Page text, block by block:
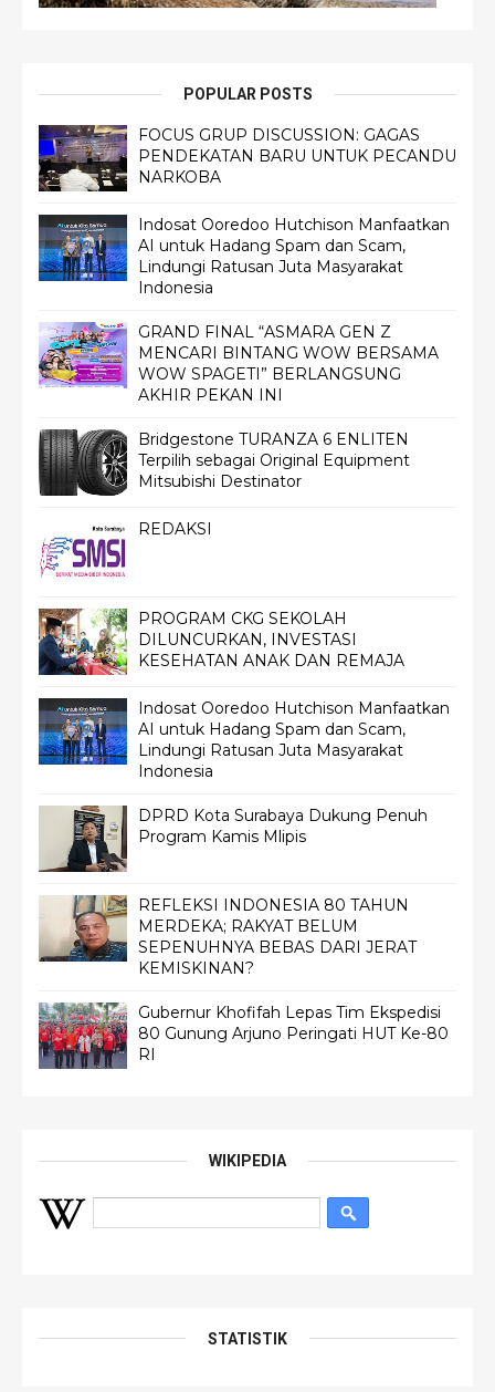
POPULAR POSTS
FOCUS GRUP DISCUSSION: GAGAS
PENDEKATAN BARU UNTUK PECANDU
NARKOBA
Indosat Ooredoo Hutchison Manfaatkan
AI untuk Hadang Spam dan Scam,
Lindungi Ratusan Juta Masyarakat
Indonesia
GRAND FINAL “ASMARA GEN Z
MENCARI BINTANG WOW BERSAMA
WOW SPAGETI” BERLANGSUNG
AKHIR PEKAN INI
Bridgestone TURANZA 6 ENLITEN
Terpilih sebagai Original Equipment
Mitsubishi Destinator
REDAKSI
PROGRAM CKG SEKOLAH
DILUNCURKAN, INVESTASI
KESEHATAN ANAK DAN REMAJA
Indosat Ooredoo Hutchison Manfaatkan
AI untuk Hadang Spam dan Scam,
Lindungi Ratusan Juta Masyarakat
Indonesia
DPRD Kota Surabaya Dukung Penuh
Program Kamis Mlipis
REFLEKSI INDONESIA 80 TAHUN
MERDEKA; RAKYAT BELUM
SEPENUHNYA BEBAS DARI JERAT
KEMISKINAN?
Gubernur Khofifah Lepas Tim Ekspedisi
80 Gunung Arjuno Peringati HUT Ke-80
RI
WIKIPEDIA
STATISTIK